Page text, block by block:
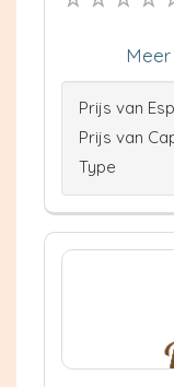
Prijs van
Prijs van
Type